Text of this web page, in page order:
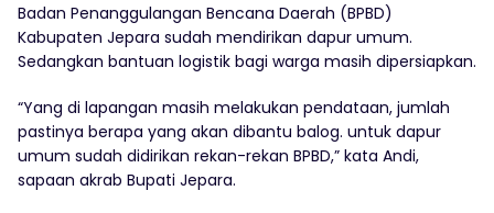
Badan Penanggulangan Bencana Daerah (BPBD)
Kabupaten Jepara sudah mendirikan dapur umum.
Sedangkan bantuan logistik bagi warga masih dipersiapkan.
“Yang di lapangan masih melakukan pendataan, jumlah
pastinya berapa yang akan dibantu balog. untuk dapur
umum sudah didirikan rekan-rekan BPBD,” kata Andi,
sapaan akrab Bupati Jepara.